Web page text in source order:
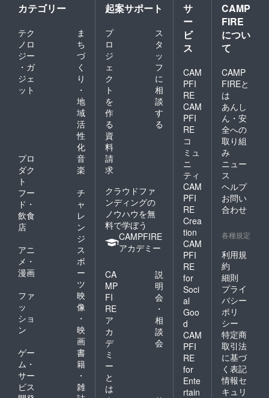
カテゴリー
テク
ノロ
ジー
・ガ
ジェ
ット
ま
ち
づ
く
り
・
地
域
活
性
化
プロ
ダク
ト
音
楽
フー
ド・
飲食
店
チ
ャ
レ
ン
ジ
アニ
メ・
漫画
ス
ポ
ー
ツ
ファ
ッ
ショ
ン
映
像
・
映
画
ゲー
ム・
サー
ビス
書
籍
・
雑
起案サポート
プ
ロ
ジ
ェ
ク
ト
を
作
る
ス
タ
ッ
フ
に
相
談
す
る
資
料
請
求
クラウドファ
ンディングの
ノウハウを無
料で学ぼう
CAMPFIRE
アカデミー
CA
MP
FI
RE
ア
カ
デ
ミ
ー
と
は
説
明
会
・
相
談
会
サ
ー
ビ
ス
CAM
PFI
RE
CAM
PFI
RE
コ
ミュ
ニ
ティ
CAM
PFI
RE
Crea
tion
CAM
PFI
RE
for
Soci
al
Goo
d
CAM
PFI
RE
for
Ente
rtain
CAMP
FIRE
につい
て
CAMP
FIREと
は
あんし
ん・安
全への
取り組
み
ニュー
ス
ヘルプ
お問い
合わせ
各種規定
利用規
約
細則
プライ
バシー
ポリ
シー
特定商
取引法
に基づ
く表記
情報セ
キュリ